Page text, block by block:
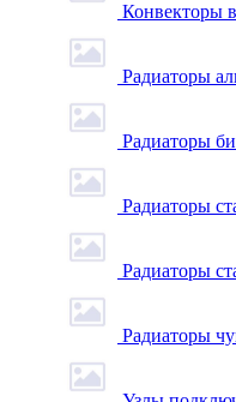
Конвекторы
Радиаторы
Радиаторы
Радиаторы
Радиаторы
Радиаторы